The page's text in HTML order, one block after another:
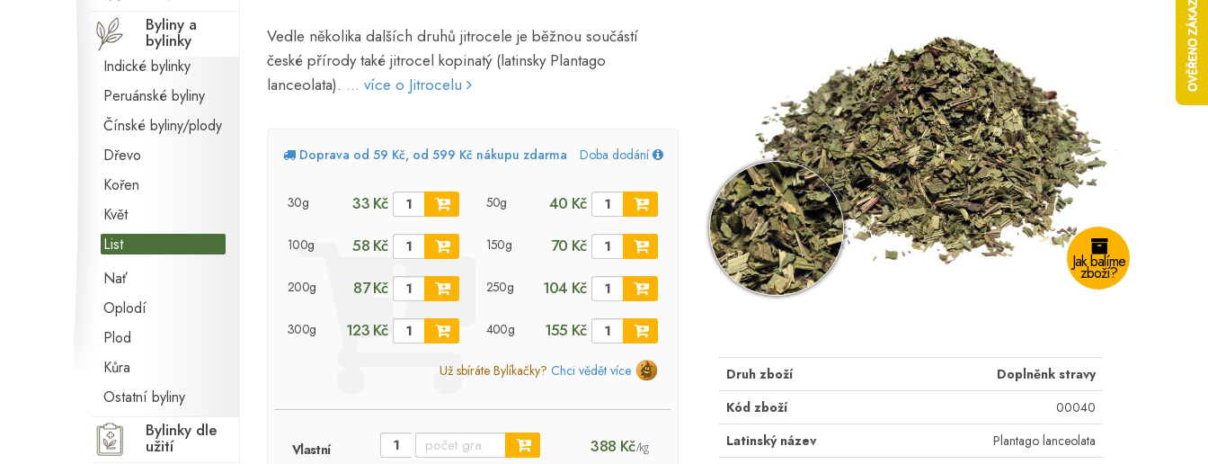
Byliny a
bylinky
Indické bylinky
Peruánské byliny
Čínské byliny/plody
Dřevo
Kořen
Květ
List
Nať
Oplodí
Plod
Kůra
Ostatní byliny
Bylinky dle
užití
Vedle několika dalších druhů jitrocele je běžnou součástí
české přírody také jitrocel kopinatý (latinsky Plantago
lanceolata). ... více o Jitrocelu
Doprava od 59 Kč, od 599 Kč nákupu zdarma Doba dodání
30g 33 Kč 50g 40 Kč
100g 58 Kč 150g 70 Kč
200g 87 Kč 250g 104 Kč
300g 123 Kč 400g 155 Kč
Už sbíráte Bylíkačky? Chci vědět více
Vlastní 388 Kč/kg
Jak balíme
zboží?
Druh zboží
Doplněnk stravy
Kód zboží
00040
Latinský název
Plantago lanceolata